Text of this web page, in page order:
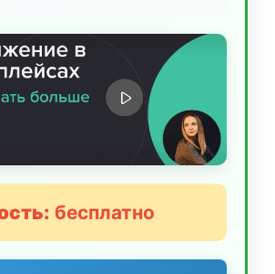
бесплатно